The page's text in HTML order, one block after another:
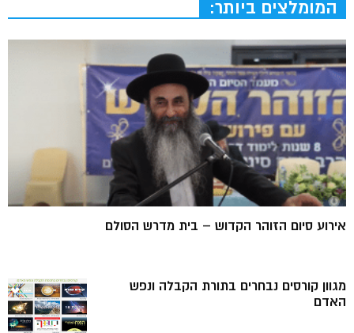
המומלצים ביותר:
אירוע סיום הזוהר הקדוש – בית מדרש הסולם
מגוון קורסים נבחרים בתורת הקבלה ונפש
האדם